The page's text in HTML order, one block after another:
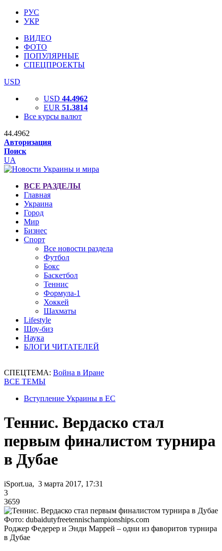
РУС
УКР
ВИДЕО
ФОТО
ПОПУЛЯРНЫЕ
СПЕЦПРОЕКТЫ
USD
USD 44.4962
EUR 51.3814
Все курсы валют
44.4962
Авторизация
Поиск
UA
ВСЕ РАЗДЕЛЫ
Главная
Украина
Город
Мир
Бизнес
Спорт
Все новости раздела
Футбол
Бокс
Баскетбол
Теннис
Формула-1
Хоккей
Шахматы
Lifestyle
Шоу-биз
Наука
БЛОГИ ЧИТАТЕЛЕЙ
СПЕЦТЕМА: Война в Иране
ВСЕ ТЕМЫ
Вступление Украины в ЕС
Теннис. Вердаско стал
первым финалистом турнира
в Дубае
iSport.ua, 3 марта 2017, 17:31
3
3659
Фото: dubaidutyfreetennischampionships.com
Роджер Федерер и Энди Маррей – одни из фаворитов турнира
в Дубае